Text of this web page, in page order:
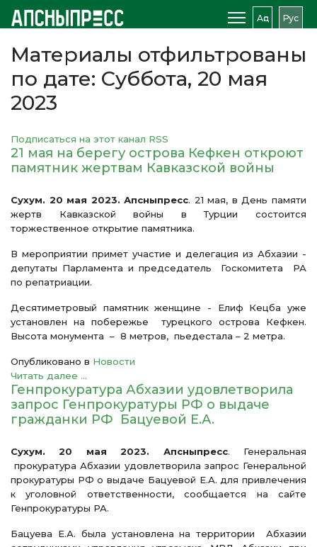
Аԥс Рус
Материалы отфильтрованы
по дате: Суббота, 20 мая
2023
Подписаться на этот канал RSS
21 мая на берегу острова Кефкен откроют
памятник жертвам Кавказской войны
Сухум. 20 мая 2023. Апсныпресс. 21 мая, в День памяти
жертв Кавказской войны в Турции состоится
торжественное открытие памятника.
В мероприятии примет участие и делегация из Абхазии -
депутаты Парламента и председатель Госкомитета РА
по репатриации.
Десятиметровый памятник женщине - Елиф Кецба уже
установлен на побережье турецкого острова Кефкен.
Высота монумента – 8 метров, пьедестала – 2 метра.
Опубликовано в Новости
Читать далее ...
Генпрокуратура Абхазии удовлетворила
запрос Генпрокуратуры РФ о выдаче
гражданки РФ Бацуевой Е.А.
Сухум. 20 мая 2023. Апсныпресс. Генеральная
прокуратура Абхазии удовлетворила запрос Генеральной
прокуратуры РФ о выдаче Бацуевой Е.А. для привлечения
к уголовной ответственности, сообщается на сайте
Генпрокуратуры РА.
Бацуева Е.А. была установлена на территории Абхазии